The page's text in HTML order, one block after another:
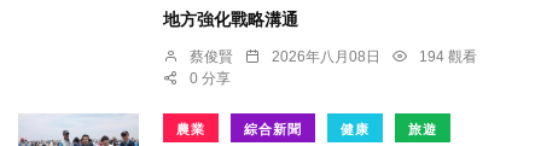
地方強化戰略溝通
蔡俊賢 2026年八月08日
194 觀看
0 分享
農業 綜合新聞 健康 旅遊